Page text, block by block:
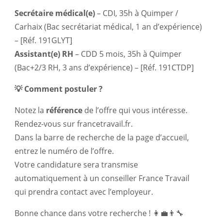
Secrétaire médical(e)– CDI, 35h à Quimper /
Carhaix (Bac secrétariat médical, 1 an d’expérience)
– [Réf. 191GLYT]
Assistant(e) RH – CDD 5 mois, 35h à Quimper
(Bac+2/3 RH, 3 ans d’expérience) – [Réf. 191CTDP]
💡 Comment postuler ?
Notez la référence de l’offre qui vous intéresse.
Rendez-vous surfrancetravail.fr.
Dans la barre de recherche de la page d’accueil,
entrez le numéro de l’offre.
Votre candidature sera transmise
automatiquement à un conseiller France Travail
qui prendra contact avec l’employeur.
Bonne chance dans votre recherche ! 👩‍💼👨‍🔧